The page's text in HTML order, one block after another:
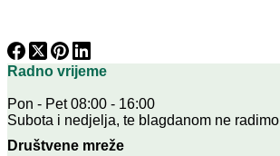
Radno vrijeme
Pon - Pet 08:00 - 16:00
Subota i nedjelja, te blagdanom ne radimo
Društvene mreže